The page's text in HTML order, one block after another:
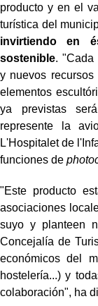
producto y en el
turística del
invirtiendo en
sostenible. "Cada
y nuevos
elementos
ya previstas
represente la
L'Hospitalet de
funciones de
"Este producto
asociaciones
suyo y planteen
Concejalía de
económicos del
hostelería...) y
colaboración", ha